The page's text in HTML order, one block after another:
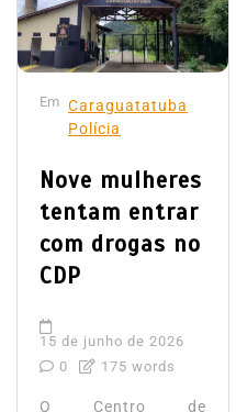
Em Caraguatatuba
Polícia
Nove mulheres
tentam entrar
com drogas no
CDP
15 de junho de 2026
0
175 words
O Centro de